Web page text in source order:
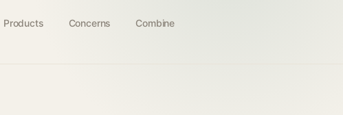
Products Concerns Combine